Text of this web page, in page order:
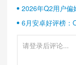
2026年Q2用户偏
6月安卓好评榜：